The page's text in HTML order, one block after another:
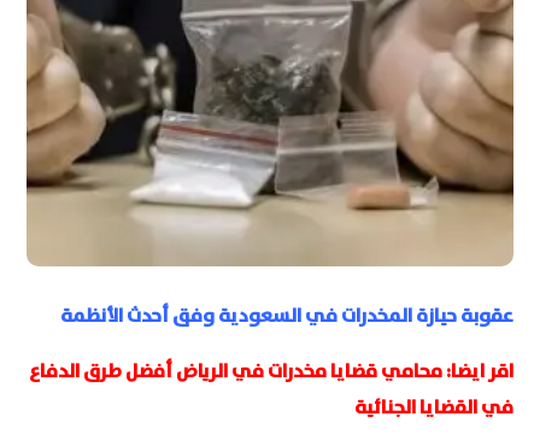
عقوبة حيازة المخدرات في السعودية وفق أحدث الأنظمة
اقر ايضا:محامي قضايا مخدرات في الرياض أفضل طرق الدفاع
في القضايا الجنائية